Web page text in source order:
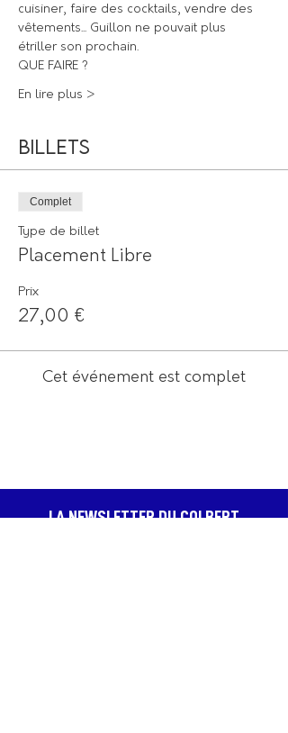
cuisiner, faire des cocktails, vendre des
vêtements... Guillon ne pouvait plus
étriller son prochain.
QUE FAIRE ?
En lire plus >
Billets
Complet
Type de billet
Placement Libre
Prix
27,00 €
Cet événement est complet
LA NEWSLETTER DU COLBERT